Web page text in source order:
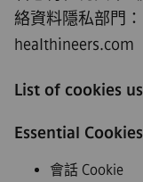
絡資料隱私部門：
healthineers.com
List of cookies
Essential
會話 Cookie